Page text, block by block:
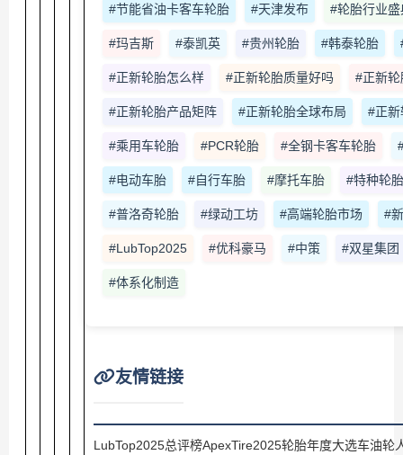
#节能省油卡客车轮胎 #天津发布 #轮胎行业盛
#玛吉斯 #泰凯英 #贵州轮胎 #韩泰轮胎
#正新轮胎怎么样 #正新轮胎质量好吗 #正新
#正新轮胎产品矩阵 #正新轮胎全球布局 #正新
#乘用车轮胎 #PCR轮胎 #全钢卡客车轮胎
#电动车胎 #自行车胎 #摩托车胎 #特种轮胎
#普洛奇轮胎 #绿动工坊 #高端轮胎市场 #
#LubTop2025 #优科豪马 #中策 #双星集团
#体系化制造
友情链接
LubTop2025总评榜ApexTire2025轮胎年度大选车油轮